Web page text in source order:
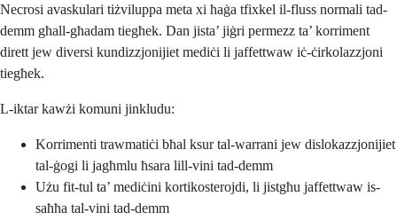
Necrosi avaskulari tiżviluppa meta xi ħaġa tfixkel il-fluss normali tad-
demm għall-għadam tiegħek. Dan jista’ jiġri permezz ta’ korriment
dirett jew diversi kundizzjonijiet mediċi li jaffettwaw iċ-ċirkolazzjoni
tiegħek.
L-iktar kawżi komuni jinkludu:
Korrimenti trawmatiċi bħal ksur tal-warrani jew dislokazzjonijiet
tal-ġogi li jagħmlu ħsara lill-vini tad-demm
Użu fit-tul ta’ mediċini kortikosterojdi, li jistgħu jaffettwaw is-
saħħa tal-vini tad-demm